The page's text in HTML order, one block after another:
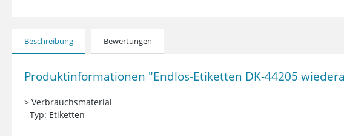
Beschreibung Bewertungen
Produktinformationen "Endlos-Etiketten DK-44205
> Verbrauchsmaterial
- Typ: Etiketten